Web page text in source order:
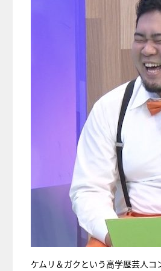
ケムリ＆ガクという高学歴芸人